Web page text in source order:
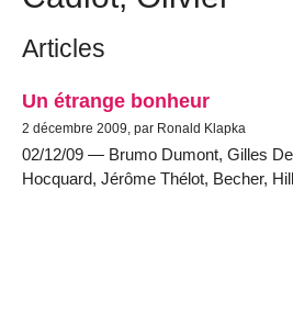
Articles
Un étrange bonheur
2 décembre 2009, par Ronald Klapka
02/12/09 — Brumo Dumont, Gilles
Hocquard, Jérôme Thélot, Becher,